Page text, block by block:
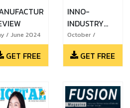
/ June 2024
GET FREE
INNO-
INDUSTRY
SUPPORT
October /
November 2016
GET FREE